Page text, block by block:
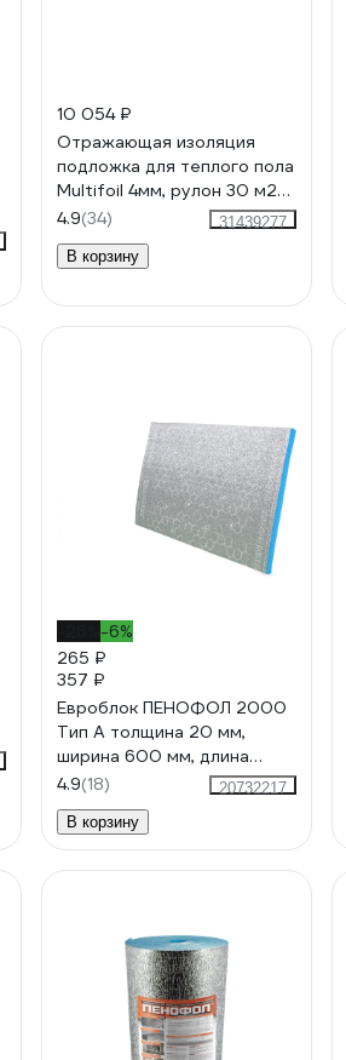
10 054 ₽
Отражающая изоляция
подложка для теплого пола
Multifoil 4мм, рулон 30 м2
21003
4.9(34)
31439277
В корзину
-6%
265 ₽
357 ₽
Евроблок ПЕНОФОЛ 2000
Тип А толщина 20 мм,
ширина 600 мм, длина
1000 мм А200610Е
4.9(18)
20732217
В корзину